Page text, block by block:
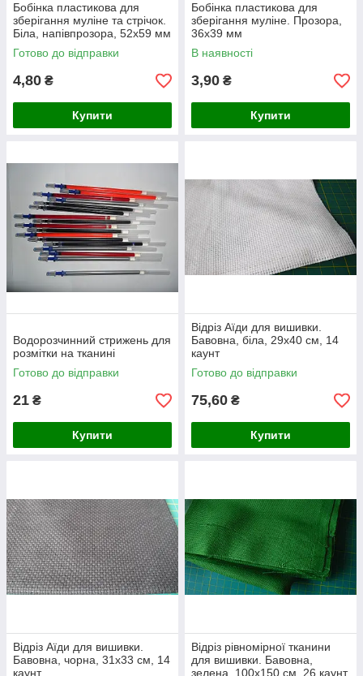
Бобінка пластикова для
зберігання муліне та стрічок.
Біла, напівпрозора, 52х59 мм
Готово до відправки
4,80 ₴
Купити
Бобінка пластикова для
зберігання муліне. Прозора,
36х39 мм
В наявності
3,90 ₴
Купити
Водорозчинний стрижень для
розмітки на тканині
Готово до відправки
21 ₴
Купити
Відріз Аїди для вишивки.
Бавовна, біла, 29х40 см, 14
каунт
Готово до відправки
75,60 ₴
Купити
Відріз Аїди для вишивки.
Бавовна, чорна, 31х33 см, 14
каунт
Відріз рівномірної тканини
для вишивки. Бавовна,
зелена, 100х150 см, 26 каунт